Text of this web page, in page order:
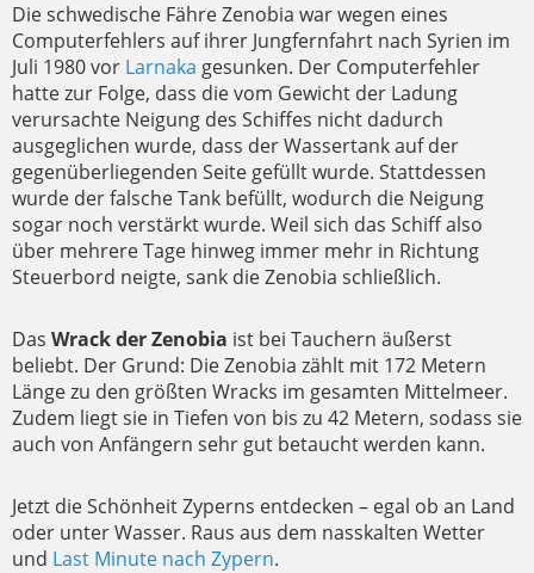
Die schwedische Fähre Zenobia war wegen eines
Computerfehlers auf ihrer Jungfernfahrt nach Syrien im
Juli 1980 vor Larnaka gesunken. Der Computerfehler
hatte zur Folge, dass die vom Gewicht der Ladung
verursachte Neigung des Schiffes nicht dadurch
ausgeglichen wurde, dass der Wassertank auf der
gegenüberliegenden Seite gefüllt wurde. Stattdessen
wurde der falsche Tank befüllt, wodurch die Neigung
sogar noch verstärkt wurde. Weil sich das Schiff also
über mehrere Tage hinweg immer mehr in Richtung
Steuerbord neigte, sank die Zenobia schließlich.
Das Wrack der Zenobia ist bei Tauchern äußerst
beliebt. Der Grund: Die Zenobia zählt mit 172 Metern
Länge zu den größten Wracks im gesamten Mittelmeer.
Zudem liegt sie in Tiefen von bis zu 42 Metern, sodass sie
auch von Anfängern sehr gut betaucht werden kann.
Jetzt die Schönheit Zyperns entdecken – egal ob an Land
oder unter Wasser. Raus aus dem nasskalten Wetter
und Last Minute nach Zypern.